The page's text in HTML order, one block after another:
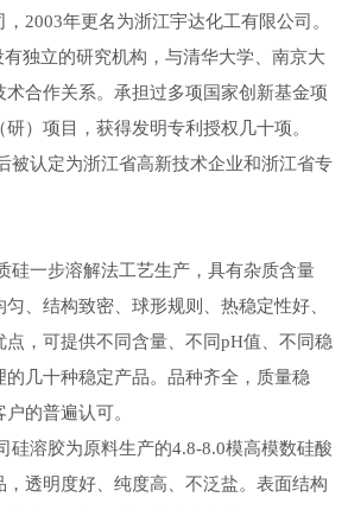
2003年更名为浙江宇达化工有限公司。
有独立的研究机构，与清华大学、南京大
合作关系。承担过多项国家创新基金项
）项目，获得发明专利授权几十项。
被认定为浙江省高新技术企业和浙江省专
硅一步溶解法工艺生产，具有杂质含量
、结构致密、球形规则、热稳定性好、
，可提供不同含量、不同pH值、不同稳
的几十种稳定产品。品种齐全，质量稳
的普遍认可。
溶胶为原料生产的4.8-8.0模高模数硅酸
，透明度好、纯度高、不泛盐。表面结构